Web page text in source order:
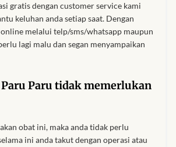
gratis dengan customer service kami
keluhan anda setiap saat. Dengan
melalui telp/sms/whatsapp maupun
lagi malu dan segan menyampaikan
Paru tidak memerlukan
obat ini, maka anda tidak perlu
ini anda takut dengan operasi atau